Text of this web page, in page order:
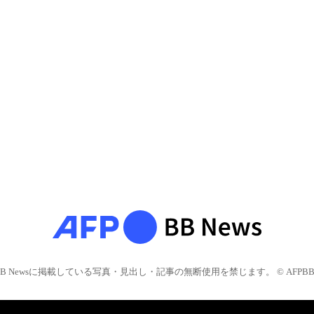
Newsに掲載している写真・見出し・記事の無断使用を禁じます。 © AFPBB